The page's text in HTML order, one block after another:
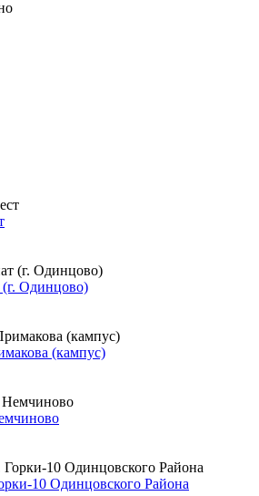
Одинцово)
(кампус)
10 Одинцовского Района